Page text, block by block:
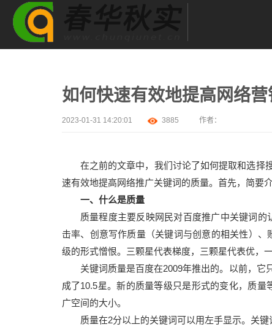
如何快速有效地提高网络营
2023-01-31 14:20:01 3885 作者：
在之前的文章中，我们讨论了如何提取和选择
速有效地提高网络推广关键词的质量。首先，简要
一、什么是质量
质量程度主要反映网民对百度推广中关键词
击率、创意写作质量（关键词与创意的相关性）
级的形式憎恨。三颗星代表梯度，三颗星代表优，
关键词质量是百度在2009年推出的。以前，
成了10.5星。新的质量等级只是形式的变化，质
广空间的大小。
质量在2分以上的关键词可以用左手显示。关